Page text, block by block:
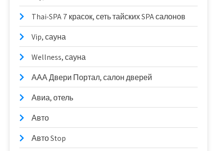
Thai-SPA 7 красок, сеть тайских SPA салонов
Vip, сауна
Wellness, сауна
ААА Двери Портал, салон дверей
Авиа, отель
Авто
Авто Stop